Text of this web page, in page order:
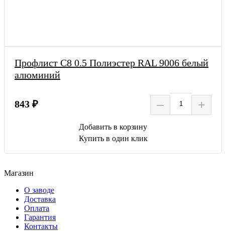
Профлист С8 0.5 Полиэстер RAL 9006 белый
алюминий
843 ₽ – +
Добавить в корзину
Купить в один клик
Магазин
О заводе
Доставка
Оплата
Гарантия
Контакты